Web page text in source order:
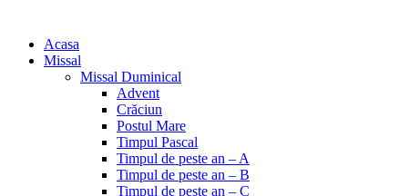
Acasa
Missal
Missal Duminical
Advent
Crăciun
Postul Mare
Timpul Pascal
Timpul de peste an – A
Timpul de peste an – B
Timpul de peste an – C